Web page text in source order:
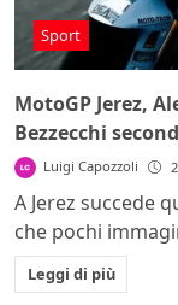
Sport
MotoGP Jerez,
Bezzecchi
Luigi Capozzoli
A Jerez succede
che pochi
Leggi di più